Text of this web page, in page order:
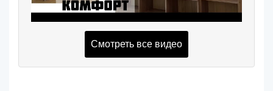
Смотреть все видео